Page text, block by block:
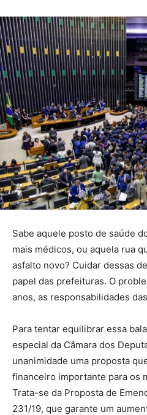
Sabe aquele posto de saúde
mais médicos, ou aquela rua
asfalto novo? Cuidar dessas
papel das prefeituras. O
anos, as responsabilidades
Para tentar equilibrar essa
especial da Câmara dos
unanimidade uma proposta
financeiro importante para os
Trata-se da Proposta de
231/19, que garante um